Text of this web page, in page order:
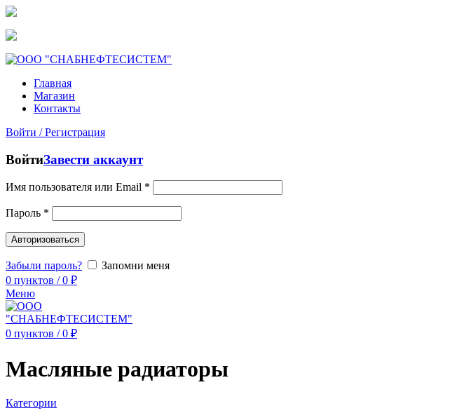
Главная
Магазин
Контакты
Войти / Регистрация
ВойтиЗавести аккаунт
Имя пользователя или Email *
Пароль *
Авторизоваться
Забыли пароль?
Запомни меня
0 пунктов / 0 ₽
Меню
0 пунктов / 0 ₽
Масляные радиаторы
Категории